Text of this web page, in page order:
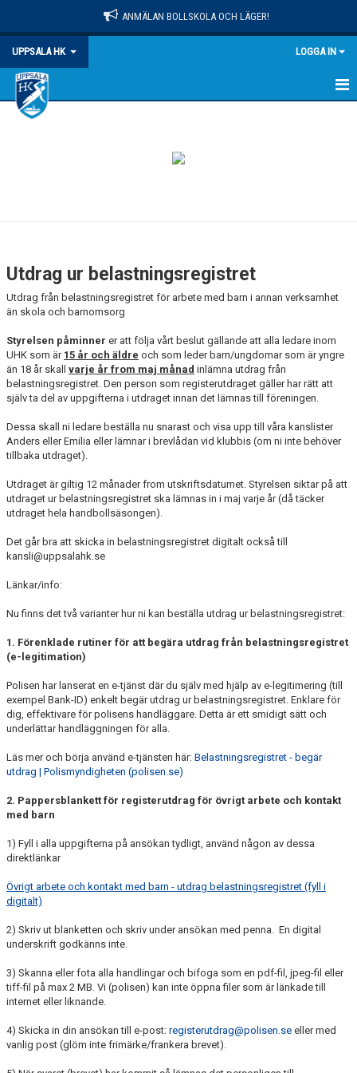
ANMÄLAN BOLLSKOLA OCH LÄGER!
UPPSALA HK LOGGA IN
HEM
PRAKTISK INFO
UTDRAG UR BELASTNINGENREGISTRET
SPORTADMIN (HEMSIDA)
FIKA
USM
RESOR - BUSS OCH FLYG
Utdrag ur belastningsregistret
Utdrag från belastningsregistret för arbete med barn i annan verksamhet
än skola och barnomsorg
Styrelsen påminner er att följa vårt beslut gällande att alla ledare inom
UHK som är 15 år och äldre och som leder barn/ungdomar som är yngre
än 18 år skall varje år from maj månad inlämna utdrag från
belastningsregistret. Den person som registerutdraget gäller har rätt att
själv ta del av uppgifterna i utdraget innan det lämnas till föreningen.
Dessa skall ni ledare beställa nu snarast och visa upp till våra kanslister
Anders eller Emilia eller lämnar i brevlådan vid klubbis (om ni inte behöver
tillbaka utdraget).
Utdraget är giltig 12 månader from utskriftsdatumet. Styrelsen siktar på att
utdraget ur belastningsregistret ska lämnas in i maj varje år (då täcker
utdraget hela handbollsäsongen).
Det går bra att skicka in belastningsregistret digitalt också till
kansli@uppsalahk.se
Länkar/info:
Nu finns det två varianter hur ni kan beställa utdrag ur belastningsregistret:
1. Förenklade rutiner för att begära utdrag från belastningsregistret
(e-legitimation)
Polisen har lanserat en e-tjänst där du själv med hjälp av e-legitimering (till
exempel Bank-ID) enkelt begär utdrag ur belastningsregistret. Enklare för
dig, effektivare för polisens handläggare. Detta är ett smidigt sätt och
underlättar handläggningen för alla.
Läs mer och börja använd e-tjänsten här: Belastningsregistret - begär
utdrag | Polismyndigheten (polisen.se)
2. Pappersblankett för registerutdrag för övrigt arbete och kontakt
med barn
1) Fyll i alla uppgifterna på ansökan tydligt, använd någon av dessa
direktlänkar
Övrigt arbete och kontakt med barn - utdrag belastningsregistret (fyll i
digitalt)
2) Skriv ut blanketten och skriv under ansökan med penna. En digital
underskrift godkänns inte.
3) Skanna eller fota alla handlingar och bifoga som en pdf-fil, jpeg-fil eller
tiff-fil på max 2 MB. Vi (polisen) kan inte öppna filer som är länkade till
internet eller liknande.
4) Skicka in din ansökan till e-post: registerutdrag@polisen.se eller med
vanlig post (glöm inte frimärke/frankera brevet).